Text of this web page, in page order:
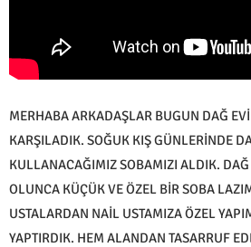
MERHABA ARKADAŞLAR BUGUN DAĞ
KARŞILADIK. SOĞUK KIŞ GÜNLERİNDE
KULLANACAĞIMIZ SOBAMIZI ALDIK.
OLUNCA KÜÇÜK VE ÖZEL BİR SOBA
USTALARDAN NAİL USTAMIZA ÖZEL
YAPTIRDIK. HEM ALANDAN TASARRUF